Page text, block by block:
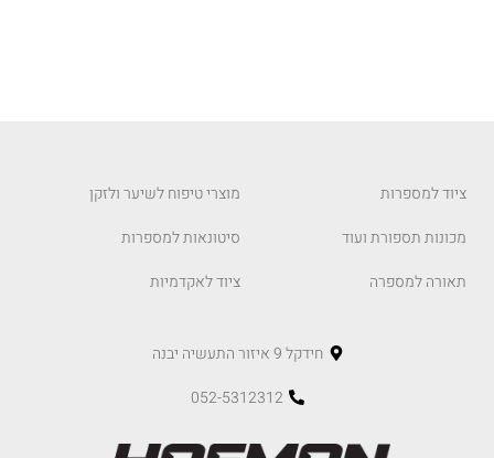
ציוד למספרות
מכונות תספורת ועוד
תאורה למספרה
מוצרי טיפוח לשיער ולזקן
סיטונאות למספרות
ציוד לאקדמיות
חידקל 9 איזור התעשיה יבנה
052-5312312